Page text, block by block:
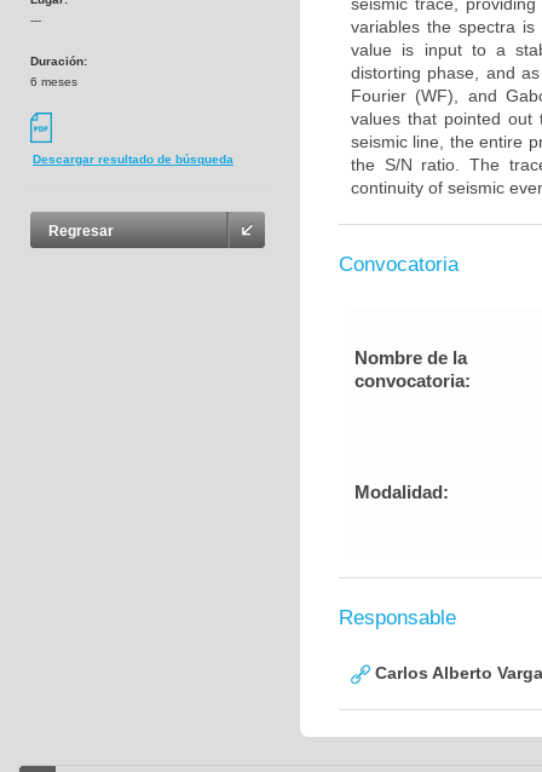
---
Duración:
6 meses
Descargar resultado de búsqueda
Regresar
variables the spectra
value is input to a
distorting phase, and
Fourier (WF), and
values that pointed out
seismic line, the entire
the S/N ratio. The
continuity of seismic
Convocatoria
Nombre de la
convocatoria:
Modalidad:
Responsable
Carlos Alberto